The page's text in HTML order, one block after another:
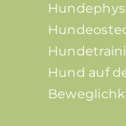
Hund auf